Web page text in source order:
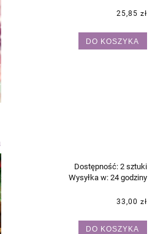
25,85 zł
DO KOSZYKA
Dostępność: 2 sztuki
Wysyłka w: 24 godziny
33,00 zł
DO KOSZYKA